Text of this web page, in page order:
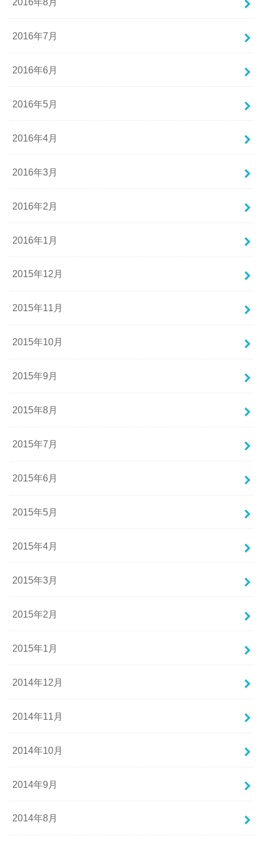
2016年7月
2016年6月
2016年5月
2016年4月
2016年3月
2016年2月
2016年1月
2015年12月
2015年11月
2015年10月
2015年9月
2015年8月
2015年7月
2015年6月
2015年5月
2015年4月
2015年3月
2015年2月
2015年1月
2014年12月
2014年11月
2014年10月
2014年9月
2014年8月